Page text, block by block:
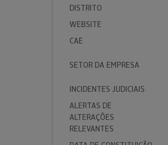
DISTRITO
WEBSITE
CAE
SETOR DA EMPRESA
INCIDENTES JUDICIAIS
ALERTAS DE
ALTERAÇÕES
RELEVANTES